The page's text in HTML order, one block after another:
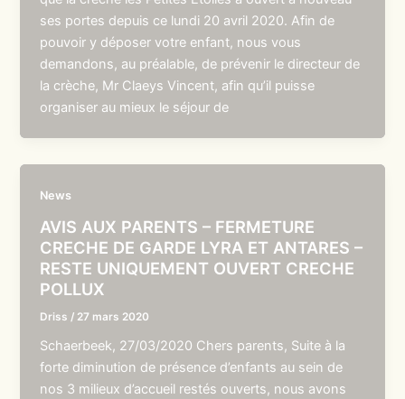
ses portes depuis ce lundi 20 avril 2020. Afin de
pouvoir y déposer votre enfant, nous vous
demandons, au préalable, de prévenir le directeur de
la crèche, Mr Claeys Vincent, afin qu’il puisse
organiser au mieux le séjour de
News
AVIS AUX PARENTS – FERMETURE
CRECHE DE GARDE LYRA ET ANTARES –
RESTE UNIQUEMENT OUVERT CRECHE
POLLUX
Driss / 27 mars 2020
Schaerbeek, 27/03/2020 Chers parents, Suite à la
forte diminution de présence d’enfants au sein de
nos 3 milieux d’accueil restés ouverts, nous avons